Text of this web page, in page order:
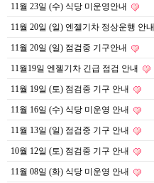
11월 23일 (수) 식당 미운영안내
11월 20일 (일) 엔젤기차 정상운행 안내
11월 20일 (일) 점검중 기구안내
11월19일 엔젤기차 긴급 점검 안내
11월 19일 (토) 점검중 기구 안내
11월 16일 (수) 식당 미운영 안내
11월 13일 (일) 점검중 기구 안내
10월 12일 (토) 점검중 기구 안내
11월 08일 (화) 식당 미운영 안내